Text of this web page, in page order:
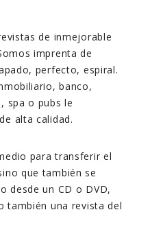
de inmejorable
imprenta de
perfecto, espiral.
banco,
spa o pubs le
alta calidad.
para transferir el
que también se
desde un CD o DVD,
también una revista del